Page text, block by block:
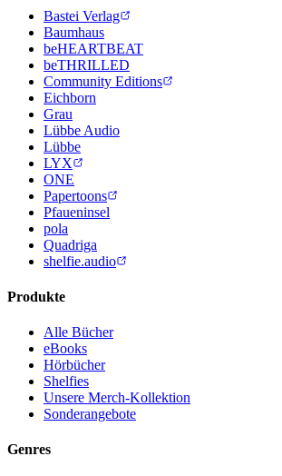
Bastei Verlag
Baumhaus
beHEARTBEAT
beTHRILLED
Community Editions
Eichborn
Grau
Lübbe Audio
Lübbe
LYX
ONE
Papertoons
Pfaueninsel
pola
Quadriga
shelfie.audio
Produkte
Alle Bücher
eBooks
Hörbücher
Shelfies
Unsere Merch-Kollektion
Sonderangebote
Genres